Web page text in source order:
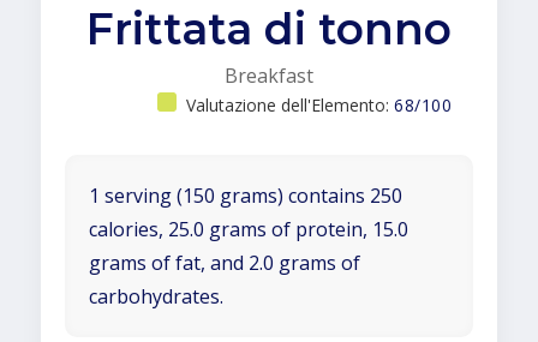
Frittata di tonno
Breakfast
Valutazione dell'Elemento: 68/100
1 serving (150 grams) contains 250
calories, 25.0 grams of protein, 15.0
grams of fat, and 2.0 grams of
carbohydrates.